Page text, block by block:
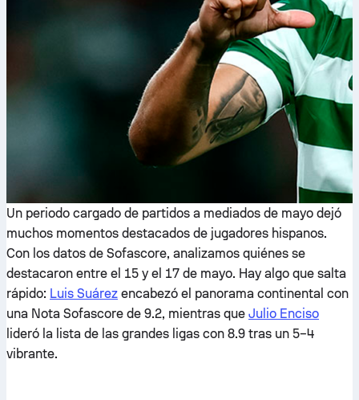
Un periodo cargado de partidos a mediados de mayo dejó
muchos momentos destacados de jugadores hispanos.
Con los datos de Sofascore, analizamos quiénes se
destacaron entre el 15 y el 17 de mayo. Hay algo que salta
rápido: Luis Suárez encabezó el panorama continental con
una Nota Sofascore de 9.2, mientras que Julio Enciso
lideró la lista de las grandes ligas con 8.9 tras un 5–4
vibrante.